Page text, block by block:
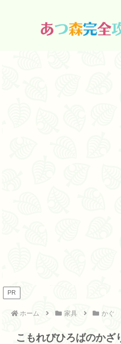
PR
ホーム 家具 かぐ
こもれびひろばのかざ